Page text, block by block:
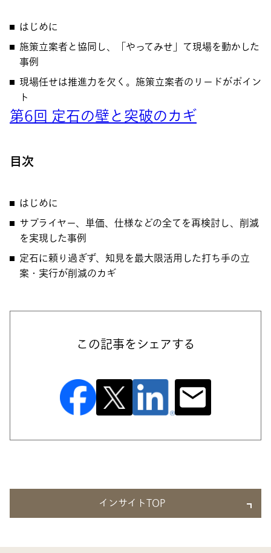
はじめに
施策立案者と協同し、「やってみせ」て現場を動かした
事例
現場任せは推進力を欠く。施策立案者のリードがポイン
ト
第6回 定石の壁と突破のカギ
目次
はじめに
サプライヤー、単価、仕様などの全てを再検討し、削減
を実現した事例
定石に頼り過ぎず、知見を最大限活用した打ち手の立
案・実行が削減のカギ
この記事をシェアする
インサイトTOP